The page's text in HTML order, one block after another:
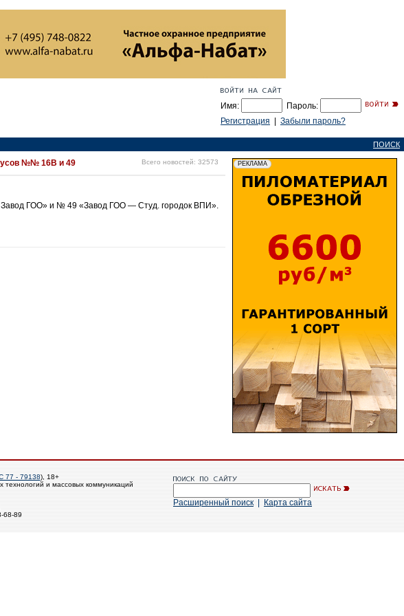
Имя:
Пароль:
Регистрация
Забыли пароль?
ПОИСК
№№ 16В и 49 Всего новостей: 32573
ГОО» и № 49 «Завод ГОО — Студ. городок ВПИ».
- 79138), 18+
и массовых коммуникаций
68-89
Расширенный поиск Карта сайта